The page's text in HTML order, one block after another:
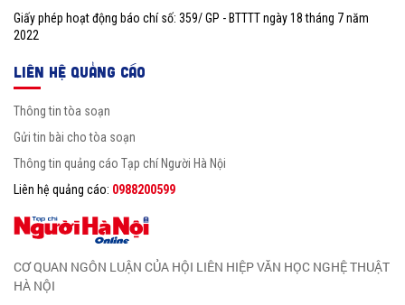
CƠ QUAN NGÔN LUẬN CỦA HỘI LIÊN HIỆP VĂN HỌC NGHỆ THUẬT
HÀ NỘI
Giấy phép hoạt động báo chí số: 359/ GP - BTTTT ngày 18 tháng 7 năm
2022
LIÊN HỆ QUẢNG CÁO
Thông tin tòa soạn
Gửi tin bài cho tòa soạn
Thông tin quảng cáo Tạp chí Người Hà Nội
Liên hệ quảng cáo: 0988200599